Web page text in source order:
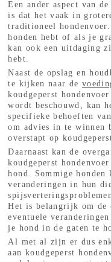
Een ander aspect van
is dat het vaak in
traditioneel
honden hebt of als je
kan ook een uitdaging
hebt.
Naast de opslag en
te kijken naar de
koudgeperst
wordt beschouwd, kan
specifieke behoeften
om advies in te winnen
overstapt op
Daarnaast kan de
koudgeperst
hond. Sommige
veranderingen in hun
Het is belangrijk om de
eventuele
je hond in de gaten te
Al met al zijn er dus
aan koudgeperst